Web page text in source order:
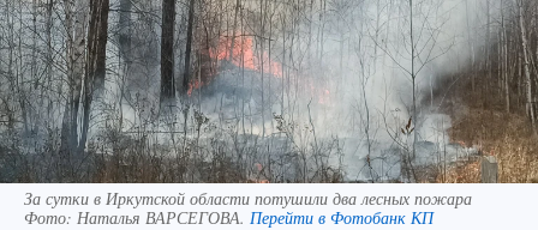
За сутки в Иркутской области потушили два лесных пожара
Фото: Наталья ВАРСЕГОВА. Перейти в Фотобанк КП